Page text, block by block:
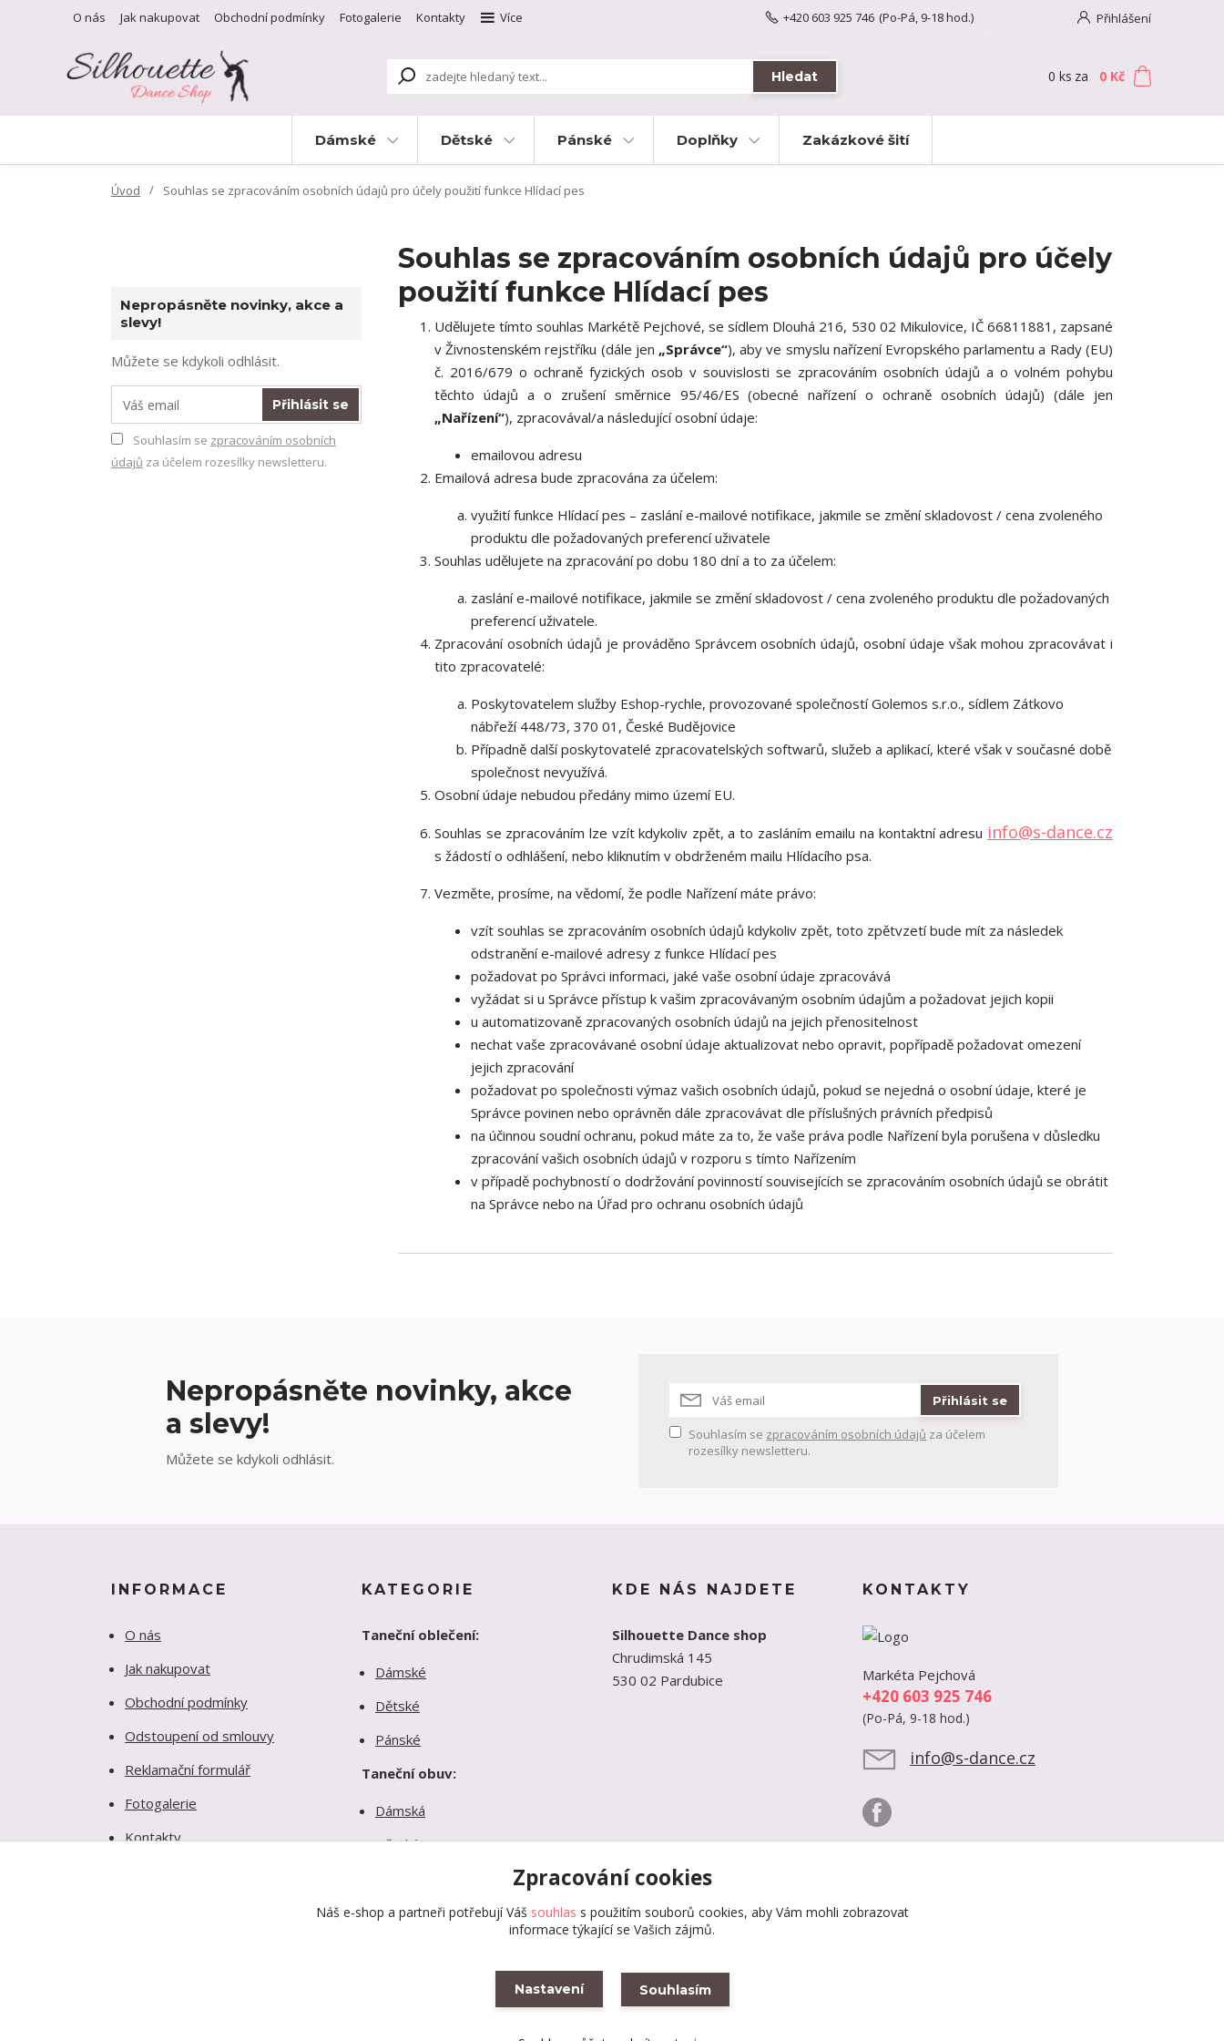
O nás Jak nakupovat Obchodní podmínky Fotogalerie Kontakty Více Přihlášení
Hledat
+420 603 925 746 (Po-Pá, 9-18 hod.)
0 ks za 0 Kč
Dámské Dětské Pánské Doplňky Zakázkové šití
Úvod Souhlas se zpracováním osobních údajů pro účely použití funkce Hlídací pes
Nepropásněte novinky, akce a
slevy!
Můžete se kdykoli odhlásit.
Přihlásit se
Souhlasím se zpracováním osobních
údajů za účelem rozesílky newsletteru.
Souhlas se zpracováním osobních údajů pro účely
použití funkce Hlídací pes
Udělujete tímto souhlas Markétě Pejchové, se sídlem Dlouhá 216, 530 02 Mikulovice, IČ 66811881, zapsané
v Živnostenském rejstříku (dále jen „Správce“), aby ve smyslu nařízení Evropského parlamentu a Rady (EU)
č. 2016/679 o ochraně fyzických osob v souvislosti se zpracováním osobních údajů a o volném pohybu
těchto údajů a o zrušení směrnice 95/46/ES (obecné nařízení o ochraně osobních údajů) (dále jen
„Nařízení“), zpracovával/a následující osobní údaje:
emailovou adresu
Emailová adresa bude zpracována za účelem:
využití funkce Hlídací pes – zaslání e-mailové notifikace, jakmile se změní skladovost / cena zvoleného
produktu dle požadovaných preferencí uživatele
Souhlas udělujete na zpracování po dobu 180 dní a to za účelem:
zaslání e-mailové notifikace, jakmile se změní skladovost / cena zvoleného produktu dle požadovaných
preferencí uživatele.
Zpracování osobních údajů je prováděno Správcem osobních údajů, osobní údaje však mohou zpracovávat i
tito zpracovatelé:
Poskytovatelem služby Eshop-rychle, provozované společností Golemos s.r.o., sídlem Zátkovo
nábřeží 448/73, 370 01, České Budějovice
Případně další poskytovatelé zpracovatelských softwarů, služeb a aplikací, které však v současné době
společnost nevyužívá.
Osobní údaje nebudou předány mimo území EU.
Souhlas se zpracováním lze vzít kdykoliv zpět, a to zasláním emailu na kontaktní adresu info@s-dance.cz
s žádostí o odhlášení, nebo kliknutím v obdrženém mailu Hlídacího psa.
Vezměte, prosíme, na vědomí, že podle Nařízení máte právo:
vzít souhlas se zpracováním osobních údajů kdykoliv zpět, toto zpětvzetí bude mít za následek
odstranění e-mailové adresy z funkce Hlídací pes
požadovat po Správci informaci, jaké vaše osobní údaje zpracovává
vyžádat si u Správce přístup k vašim zpracovávaným osobním údajům a požadovat jejich kopii
u automatizovaně zpracovaných osobních údajů na jejich přenositelnost
nechat vaše zpracovávané osobní údaje aktualizovat nebo opravit, popřípadě požadovat omezení
jejich zpracování
požadovat po společnosti výmaz vašich osobních údajů, pokud se nejedná o osobní údaje, které je
Správce povinen nebo oprávněn dále zpracovávat dle příslušných právních předpisů
na účinnou soudní ochranu, pokud máte za to, že vaše práva podle Nařízení byla porušena v důsledku
zpracování vašich osobních údajů v rozporu s tímto Nařízením
v případě pochybností o dodržování povinností souvisejících se zpracováním osobních údajů se obrátit
na Správce nebo na Úřad pro ochranu osobních údajů
Nepropásněte novinky, akce
a slevy!
Můžete se kdykoli odhlásit.
Přihlásit se
Souhlasím se zpracováním osobních údajů za účelem
rozesílky newsletteru.
INFORMACE
O nás
Jak nakupovat
Obchodní podmínky
Odstoupení od smlouvy
Reklamační formulář
Fotogalerie
Kontakty
KATEGORIE
Taneční oblečení:
Dámské
Dětské
Pánské
Taneční obuv:
Dámská
Dětská
KDE NÁS NAJDETE
Silhouette Dance shop
Chrudimská 145
530 02 Pardubice
KONTAKTY
Markéta Pejchová
+420 603 925 746
(Po-Pá, 9-18 hod.)
info@s-dance.cz
Zpracování cookies
Náš e-shop a partneři potřebují Váš souhlas s použitím souborů cookies, aby Vám mohli zobrazovat
informace týkající se Vašich zájmů.
Nastavení Souhlasím